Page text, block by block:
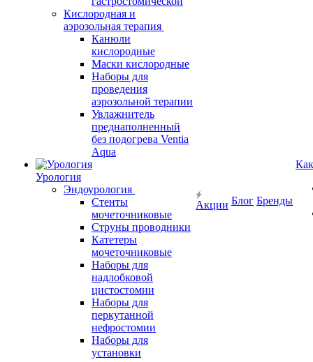
Кислородная и
аэрозольная терапия
Канюли
кислородные
Маски кислородные
Наборы для
проведения
аэрозольной терапии
Увлажнитель
преднаполненный
без подогрева Ventia
Aqua
Урология
Эндоурология
Стенты
мочеточниковые
Струны проводники
Катетеры
мочеточниковые
Наборы для
надлобковой
цистостомии
Наборы для
перкутанной
нефростомии
Наборы для
установки
Акции Блог Бренды